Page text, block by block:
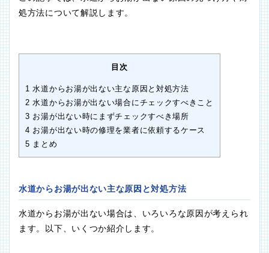
処方法について解説します。
目次
1 水道からお湯が出ない主な原因と対処方法
2 水道からお湯が出ない場合にチェックすべきこと
3 お湯が出ない時にまずチェックすべき場所
4 お湯が出ない時の修理を業者に依頼するケース
5 まとめ
水道からお湯が出ない主な原因と対処方法
水道からお湯が出ない場合は、いろいろな原因が考えられ
ます。以下、いくつか紹介します。